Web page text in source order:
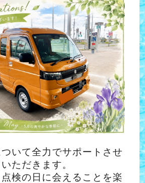
いて全力でサポートさせ
ただきます。
検の日に会えることを楽